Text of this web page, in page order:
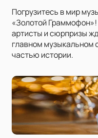
Погрузитесь в мир
«Золотой
артисты и сюрпризы
главном музыкальном
частью истории.